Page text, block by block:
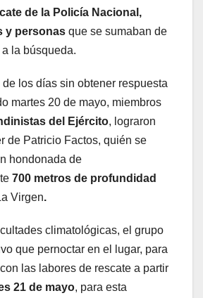
de la Policía Nacional,
y personas que se sumaban de
la búsqueda.
de los días sin obtener respuesta
martes 20 de mayo, miembros
del Ejército, lograron
de Patricio Factos, quién se
hondonada de
700 metros de profundidad
Virgen.
climatológicas, el grupo
que pernoctar en el lugar, para
las labores de rescate a partir
21 de mayo, para esta